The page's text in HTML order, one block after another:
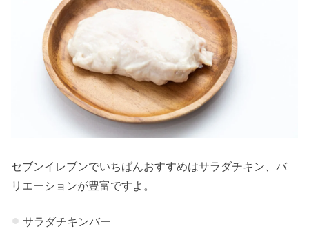
セブンイレブンでいちばんおすすめはサラダチキン、バ
リエーションが豊富ですよ。
サラダチキンバー